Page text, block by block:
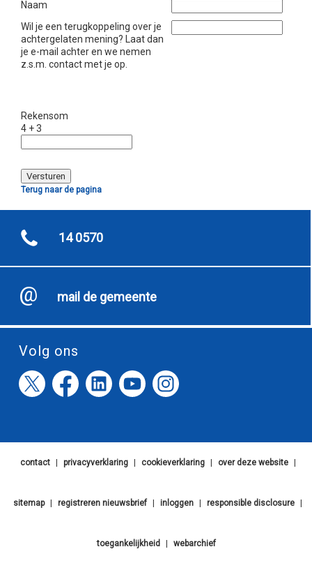
Naam
Wil je een terugkoppeling over je
achtergelaten mening? Laat dan
je e-mail achter en we nemen
z.s.m. contact met je op.
Rekensom
4 + 3
Terug naar de pagina
14 0570
mail de gemeente
Volg ons
contact privacyverklaring cookieverklaring over deze website
sitemap registreren nieuwsbrief inloggen responsible disclosure
toegankelijkheid webarchief